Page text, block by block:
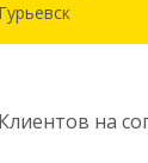
Гурьевск
Клиентов на